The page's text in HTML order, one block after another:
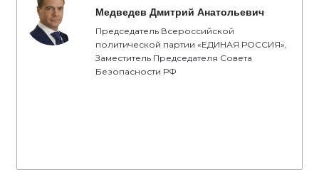
Медведев Дмитрий Анатольевич
Председатель Всероссийской
политической партии «ЕДИНАЯ РОССИЯ»,
Заместитель Председателя Совета
Безопасности РФ